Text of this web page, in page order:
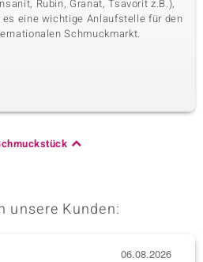
Rubin, Granat, Tsavorit z.B.),
eine wichtige Anlaufstelle für den
Schmuckmarkt.
unsere Kunden:
06.08.2026